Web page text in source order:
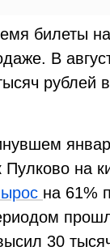
билеты
В
рублей
Пулково на
на 61%
30